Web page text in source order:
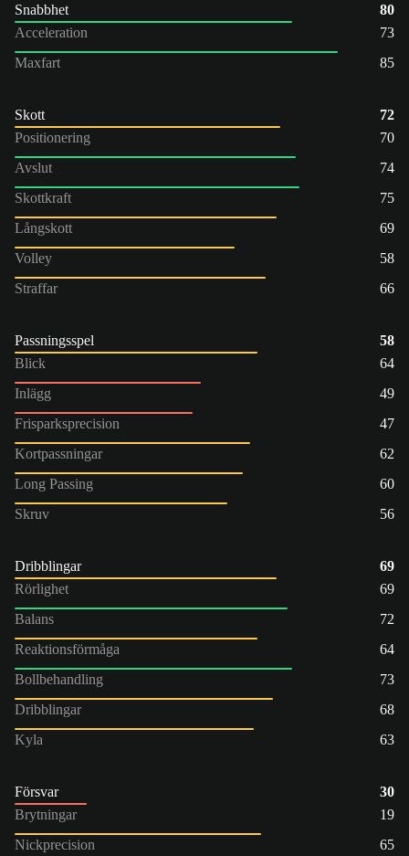
Snabbhet
80
Acceleration
73
Maxfart
85
Skott
72
Positionering
70
Avslut
74
Skottkraft
75
Långskott
69
Volley
58
Straffar
66
Passningsspel
58
Blick
64
Inlägg
49
Frisparksprecision
47
Kortpassningar
62
Long Passing
60
Skruv
56
Dribblingar
69
Rörlighet
69
Balans
72
Reaktionsförmåga
64
Bollbehandling
73
Dribblingar
68
Kyla
63
Försvar
30
Brytningar
19
Nickprecision
65